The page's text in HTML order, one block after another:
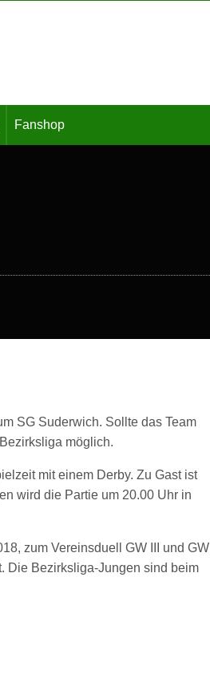
Fanshop
SG Suderwich. Sollte das Team
möglich.
mit einem Derby. Zu Gast ist
wird die Partie um 20.00 Uhr in
zum Vereinsduell GW III und GW
Die Bezirksliga-Jungen sind beim